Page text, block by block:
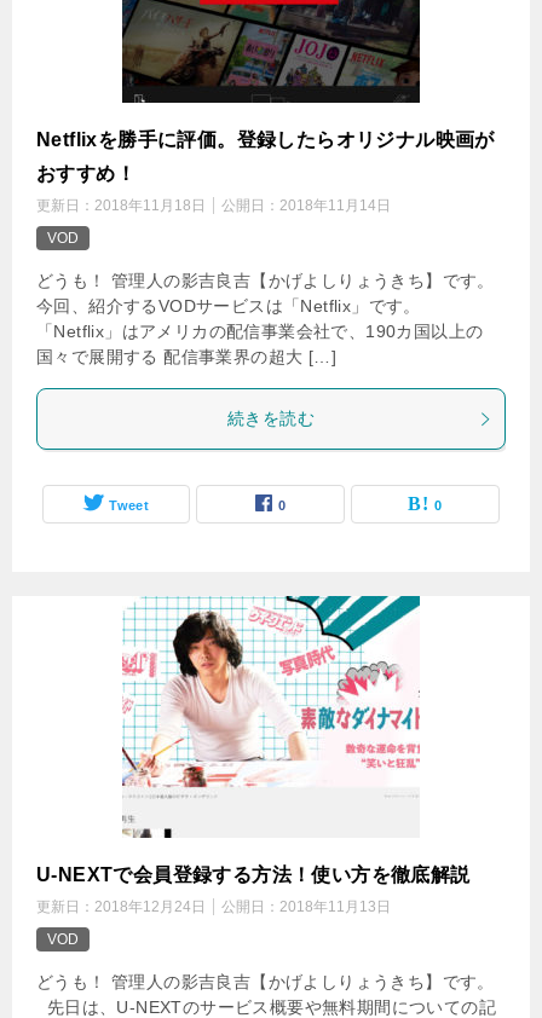
Netflixを勝手に評価。登録したらオリジナル映画が
おすすめ！
更新日： 2018年11月18日 公開日： 2018年11月14日
VOD
どうも！ 管理人の影吉良吉【かげよしりょうきち】です。
今回、紹介するVODサービスは「Netflix」です。
「Netflix」はアメリカの配信事業会社で、190カ国以上の
国々で展開する 配信事業界の超大 […]
続きを読む
Tweet 0 0
U-NEXTで会員登録する方法！使い方を徹底解説
更新日： 2018年12月24日 公開日： 2018年11月13日
VOD
どうも！ 管理人の影吉良吉【かげよしりょうきち】です。
先日は、U-NEXTのサービス概要や無料期間についての記